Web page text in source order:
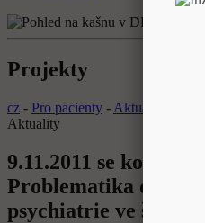
Projekty
cz - Pro pacienty - Aktuality
Aktuality
9.11.2011 se konala
Problematika dětské
psychiatrie ve školách